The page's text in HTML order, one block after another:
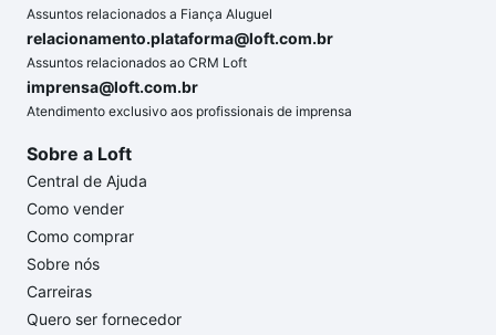
Assuntos relacionados a Fiança Aluguel
relacionamento.plataforma@loft.com.br
Assuntos relacionados ao CRM Loft
imprensa@loft.com.br
Atendimento exclusivo aos profissionais de imprensa
Sobre a Loft
Central de Ajuda
Como vender
Como comprar
Sobre nós
Carreiras
Quero ser fornecedor